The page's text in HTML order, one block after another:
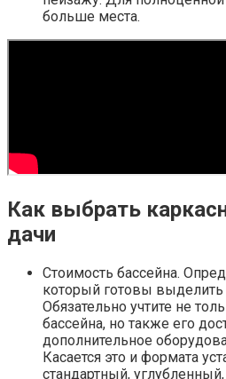
больше места.
Как выбрать
дачи
Стоимость бассейна.
который готовы выделить
Обязательно учтите не
бассейна, но также его
дополнительное
Касается это и формата
стандартный,